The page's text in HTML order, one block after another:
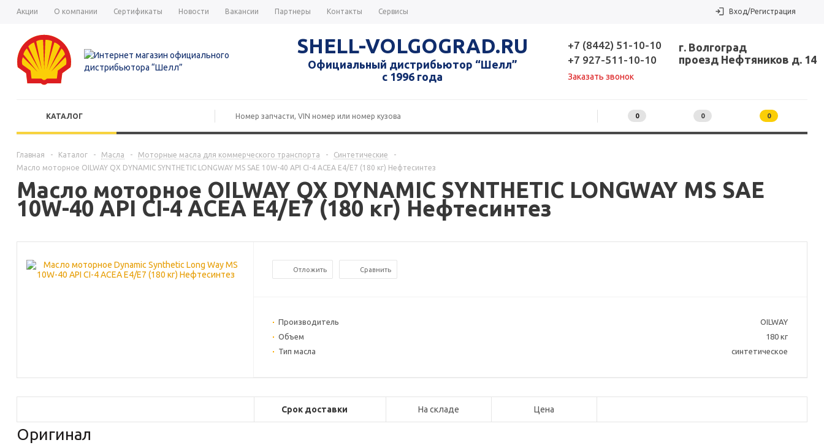
Акции О компании Сертификаты Новости Вакансии Партнеры Контакты Сервисы Вход/Регистрация
SHELL-VOLGOGRAD.RU
Официальный дистрибьютор “Шелл”
с 1996 года
+7 (8442) 51-10-10
+7 927-511-10-10
Заказать звонок
г. Волгоград
проезд Нефтяников д. 14
КАТАЛОГ 0 0 0
Главная - Каталог - Масла - Моторные масла для коммерческого транспорта - Синтетические
-
Масло моторное OILWAY QX DYNAMIC SYNTHETIC LONGWAY MS SAE 10W-40 API CI-4 ACEA E4/E7 (180 кг) Нефтесинтез
Масло моторное OILWAY QX DYNAMIC SYNTHETIC LONGWAY MS SAE
10W-40 API CI-4 ACEA E4/E7 (180 кг) Нефтесинтез
Отложить Сравнить
Производитель
OILWAY
Объем
180 кг
Тип масла
синтетическое
Срок доставки На складе Цена
Оригинал